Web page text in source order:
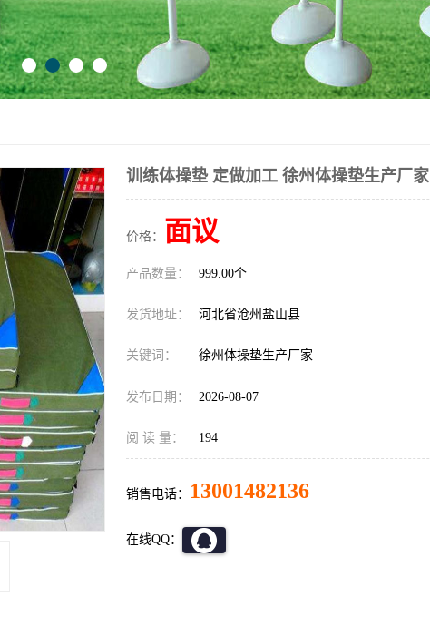
训练体操垫 定做加工 徐州体操垫生产厂家
价格： 面议
产品数量： 999.00个
发货地址： 河北省沧州盐山县
关键词： 徐州体操垫生产厂家
发布日期： 2026-08-07
阅 读 量： 194
销售电话： 13001482136
在线QQ：